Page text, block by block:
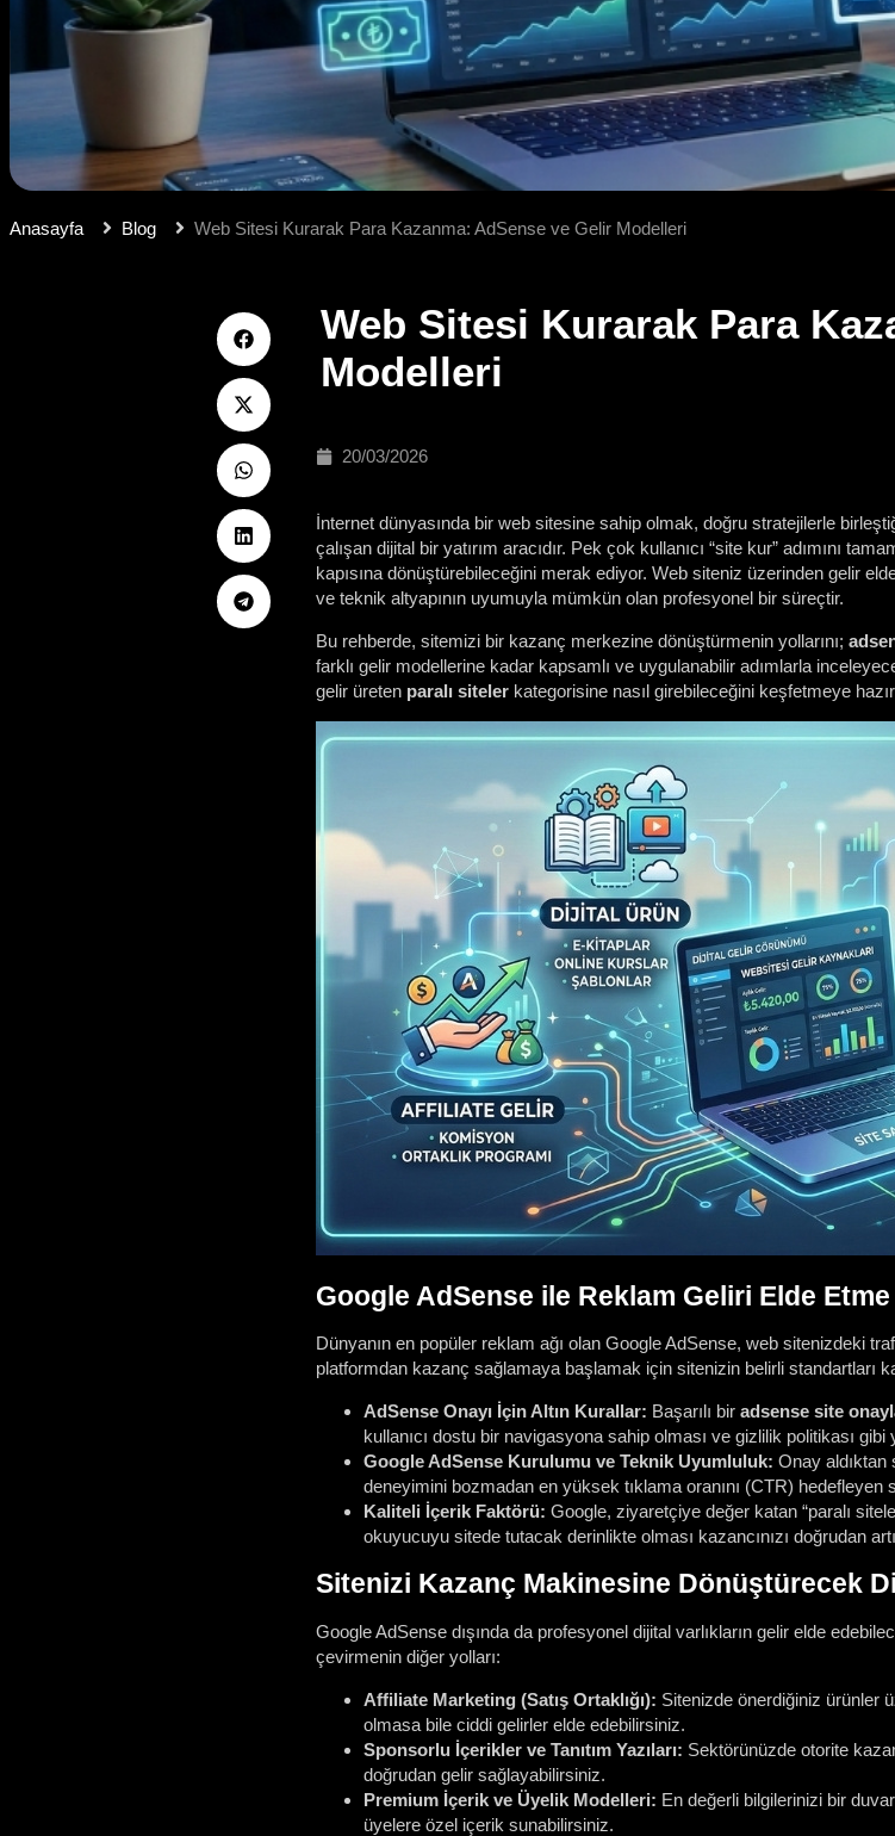
Anasayfa Blog Web Sitesi Kurarak Para Kazanma: AdSense ve Gelir Modelleri
Web Sitesi Kurarak Para
Modelleri
20/03/2026
İnternet dünyasında bir web sitesine sahip olmak, doğru stratejilerle
çalışan dijital bir yatırım aracıdır. Pek çok kullanıcı “site kur” adımını
kapısına dönüştürebileceğini merak ediyor. Web siteniz üzerinden gelir
ve teknik altyapının uyumuyla mümkün olan profesyonel bir süreçtir.
Bu rehberde, sitemizi bir kazanç merkezine dönüştürmenin yollarını;
farklı gelir modellerine kadar kapsamlı ve uygulanabilir adımlarla
gelir üreten paralı sitelerkategorisine nasıl girebileceğini keşfetmeye
Google AdSense ile Reklam Geliri Elde Etme
Dünyanın en popüler reklam ağı olan Google AdSense, web sitenizdeki
platformdan kazanç sağlamaya başlamak için sitenizin belirli standartları
AdSense Onayı İçin Altın Kurallar: Başarılı bir adsense site
kullanıcı dostu bir navigasyona sahip olması ve gizlilik politikası gibi
Google AdSense Kurulumu ve Teknik Uyumluluk: Onay aldıktan
deneyimini bozmadan en yüksek tıklama oranını (CTR) hedefleyen
Kaliteli İçerik Faktörü: Google, ziyaretçiye değer katan “paralı
okuyucuyu sitede tutacak derinlikte olması kazancınızı doğrudan
Sitenizi Kazanç Makinesine Dönüştürecek
Google AdSense dışında da profesyonel dijital varlıkların gelir elde
çevirmenin diğer yolları:
Affiliate Marketing (Satış Ortaklığı): Sitenizde önerdiğiniz ürünler
olmasa bile ciddi gelirler elde edebilirsiniz.
Sponsorlu İçerikler ve Tanıtım Yazıları: Sektörünüzde otorite
doğrudan gelir sağlayabilirsiniz.
Premium İçerik ve Üyelik Modelleri: En değerli bilgilerinizi bir
üyelere özel içerik sunabilirsiniz.